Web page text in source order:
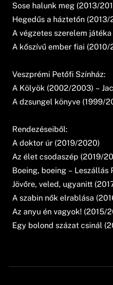
Sose halunk meg (2013/
Hegedűs a háztetőn (2013/
A végzetes szerelem
A kőszívű ember fiai (2010/
Veszprémi Petőfi Színház:
A Kölyök (2002/2003) –
A dzsungel könyve (1999/
Rendezéseiből:
A doktor úr (2019/2020)
Az élet csodaszép (2019/
Boeing, boeing – Leszállás
Jövőre, veled, ugyanitt
A szabin nők elrablása
Az anyu én vagyok! (2015/
Egy bolond százat csinál